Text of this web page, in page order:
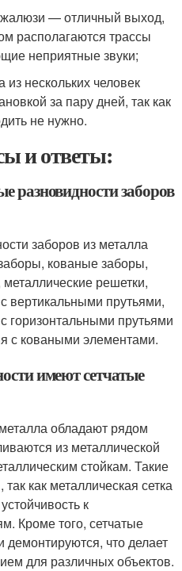
— отличный выход,
располагаются трассы
неприятные звуки;
нескольких человек
за пару дней, так как
не нужно.
и ответы:
разновидности заборов
заборов из металла
кованые заборы,
решетки,
вертикальными прутьями,
горизонтальными прутьями
с коваными элементами.
имеют сетчатые
обладают рядом
из металлической
стойкам. Такие
как металлическая сетка
к
Кроме того, сетчатые
что делает
для различных объектов.